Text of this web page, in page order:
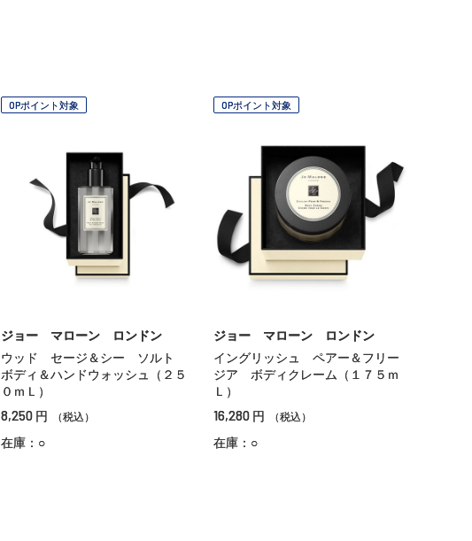
OPポイント対象
ジョー マローン ロンドン
ウッド セージ＆シー ソルト
ボディ＆ハンドウォッシュ（２５
０ｍＬ）
8,250 円 （税込）
在庫：○
OPポイント対象
ジョー マローン ロンドン
イングリッシュ ペアー＆フリー
ジア ボディクレーム（１７５ｍ
Ｌ）
16,280 円 （税込）
在庫：○